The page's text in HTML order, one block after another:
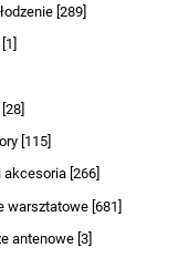
[289]
[115]
[266]
warsztatowe [681]
antenowe [3]